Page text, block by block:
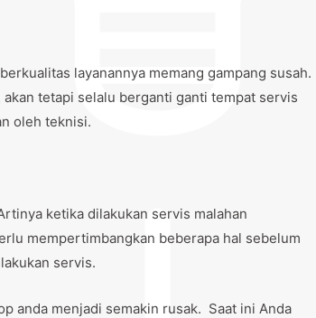
layanannya memang gampang susah.
tetapi selalu berganti ganti tempat servis
oleh teknisi.
ketika dilakukan servis malahan
mempertimbangkan beberapa hal sebelum
servis.
anda menjadi semakin rusak. Saat ini Anda